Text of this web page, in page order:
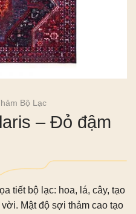
Bộ Lạc
– Đỏ đậm
tiết bộ lạc: hoa, lá, cây, tạo
Mật độ sợi thảm cao tạo